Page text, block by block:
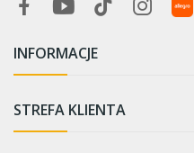
INFORMACJE
STREFA KLIENTA